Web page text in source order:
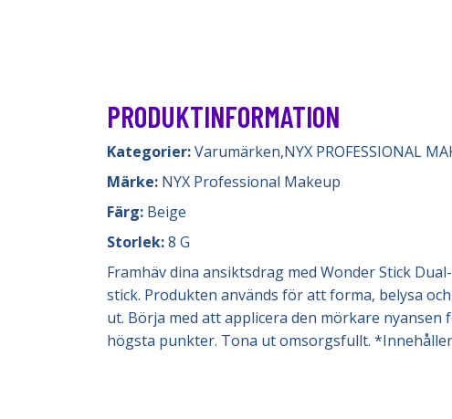
PRODUKTINFORMATION
Kategorier:Varumärken,NYX PROFESSIONAL
Märke: NYX Professional Makeup
Färg: Beige
Storlek:8 G
Framhäv dina ansiktsdrag med Wonder Stick
stick. Produkten används för att forma, belysa
ut. Börja med att applicera den mörkare
högsta punkter. Tona ut omsorgsfullt.